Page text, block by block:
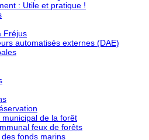
: Utile et pratique !
Fréjus
automatisés externes (DAE)
municipal de la forêt
feux de forêts
fonds marins